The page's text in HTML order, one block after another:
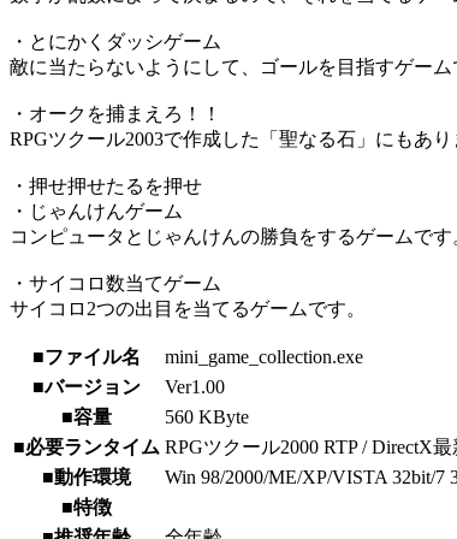
・とにかくダッシゲーム
敵に当たらないようにして、ゴールを目指すゲーム
・オークを捕まえろ！！
RPGツクール2003で作成した「聖なる石」にもあ
・押せ押せたるを押せ
・じゃんけんゲーム
コンピュータとじゃんけんの勝負をするゲームです
・サイコロ数当てゲーム
サイコロ2つの出目を当てるゲームです。
■ファイル名
mini_game_collection.exe
■バージョン
Ver1.00
■容量
560 KByte
■必要ランタイム RPGツクール2000 RTP / DirectX最
■動作環境
Win 98/2000/ME/XP/VISTA 32bit/7
■特徴